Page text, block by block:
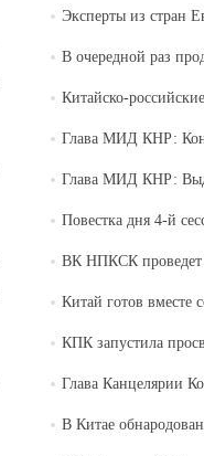
Эксперты из стран
В очередной раз
Китайско-
Глава МИД КНР:
Глава МИД КНР:
Повестка дня 4-й
ВК НПКСК проведет
Китай готов вместе
КПК запустила
Глава Канцелярии
В Китае